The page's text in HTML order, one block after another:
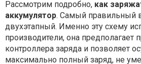
Рассмотрим подробно, как
аккумулятор. Самый правильный
двухэтапный. Именно эту схему
производители, она предполагает
контроллера заряда и позволяет
максимально полный заряд, не